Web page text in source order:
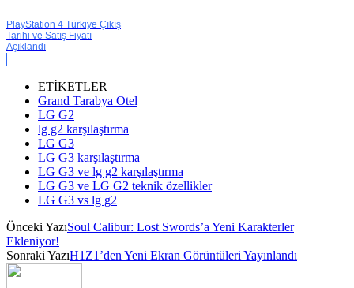
PlayStation 4 Türkiye Çıkış
Tarihi ve Satış Fiyatı
Açıklandı
ETİKETLER
Grand Tarabya Otel
LG G2
lg g2 karşılaştırma
LG G3
LG G3 karşılaştırma
LG G3 ve lg g2 karşılaştırma
LG G3 ve LG G2 teknik özellikler
LG G3 vs lg g2
Önceki YazıSoul Calibur: Lost Swords’a Yeni Karakterler
Ekleniyor!
Sonraki YazıH1Z1’den Yeni Ekran Görüntüleri Yayınlandı